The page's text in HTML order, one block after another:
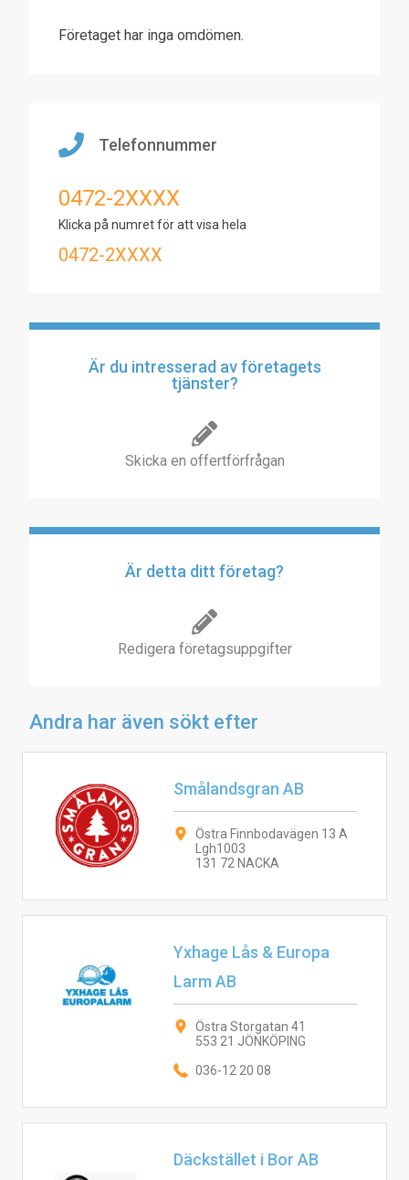
Företaget har inga omdömen.
Telefonnummer
0472-2XXXX
Klicka på numret för att visa hela
0472-2XXXX
Är du intresserad av företagets
tjänster?
Skicka en offertförfrågan
Är detta ditt företag?
Redigera företagsuppgifter
Andra har även sökt efter
Smålandsgran AB
Östra Finnbodavägen 13 A
Lgh1003
131 72 NACKA
Yxhage Lås & Europa
Larm AB
Östra Storgatan 41
553 21 JÖNKÖPING
036-12 20 08
Däckstället i Bor AB